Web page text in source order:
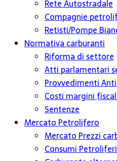
Rete Autostradale
Compagnie
Retisti/Pompe
Normativa carburanti
Riforma di settore
Atti parlamentari
Provvedimenti
Costi margini
Sentenze
Mercato Petrolifero
Mercato Prezzi
Consumi Petroliferi